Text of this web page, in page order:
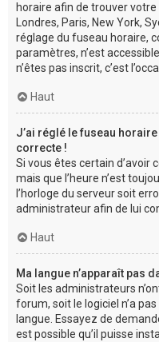
horaire afin de trouver
Londres, Paris, New York,
réglage du fuseau horaire,
paramètres, n’est
n’êtes pas inscrit, c’est
Haut
J’ai réglé le fuseau horaire
correcte !
Si vous êtes certain
mais que l’heure n’est
l’horloge du serveur soit
administrateur afin de lui
Haut
Ma langue n’apparaît pas
Soit les administrateurs
forum, soit le logiciel n’a
langue. Essayez de
est possible qu’il puisse